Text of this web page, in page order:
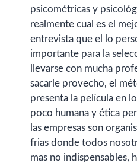
psicométricas y
realmente cual es el
entrevista que el lo
importante para la
llevarse con mucha
sacarle provecho, el
presenta la película en
poco humana y ética
las empresas son
frias donde todos
mas no indispensables,